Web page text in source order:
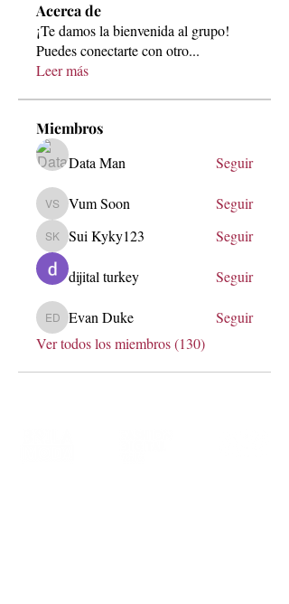
Acerca de
¡Te damos la bienvenida al grupo!
Puedes conectarte con otro...
Leer más
Miembros
Data Man
Seguir
Vum Soon
Vum Soon Seguir
Sui Kyky123
Sui Kyky123 Seguir
dijital turkey Seguir
Evan Duke
Evan Duke
Seguir
Ver todos los miembros (130)